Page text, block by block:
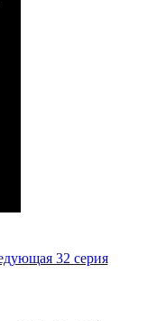
32 серия